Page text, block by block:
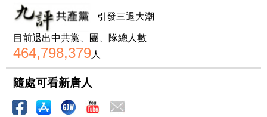
引發三退大潮
目前退出中共黨、團、隊總人數
464,798,379人
隨處可看新唐人